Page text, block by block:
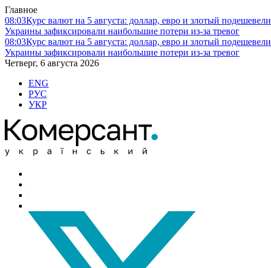
Главное
08:03Курс валют на 5 августа: доллар, евро и злотый подешевели
Украины зафиксировали наибольшие потери из-за тревог
08:03Курс валют на 5 августа: доллар, евро и злотый подешевели
Украины зафиксировали наибольшие потери из-за тревог
Четверг, 6 августа 2026
ENG
РУС
УКР